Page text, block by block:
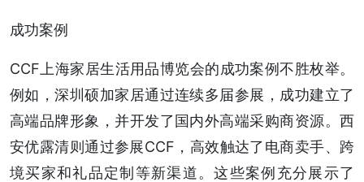
成功案例
CCF上海家居生活用品博览会的成功案例不胜枚举。
例如，深圳硕加家居通过连续多届参展，成功建立了
高端品牌形象，并开发了国内外高端采购商资源。西
安优露清则通过参展CCF，高效触达了电商卖手、跨
境买家和礼品定制等新渠道。这些案例充分展示了